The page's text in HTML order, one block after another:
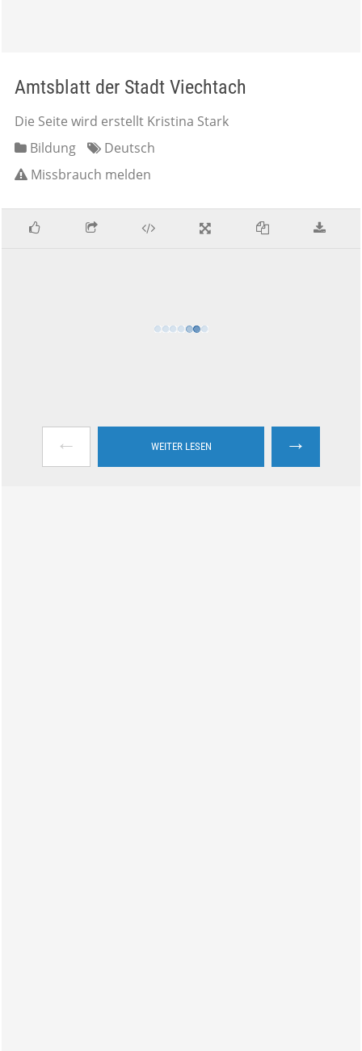
Amtsblatt der Stadt Viechtach
Die Seite wird erstellt Kristina Stark
Bildung
Deutsch
Missbrauch melden
← WEITER LESEN →